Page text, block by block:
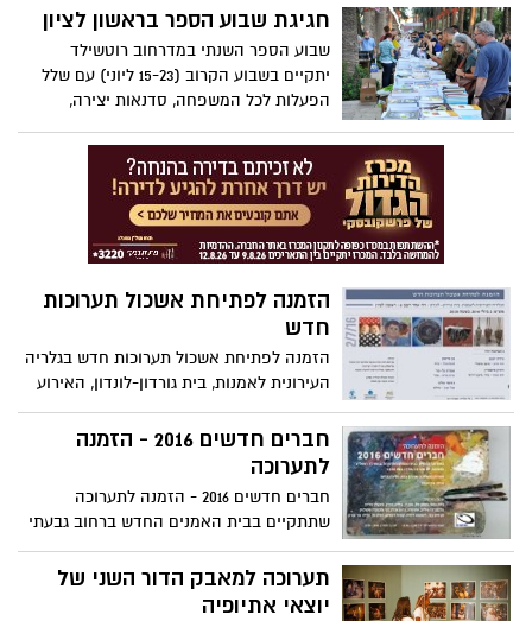
דודו טסה ומוש בן ארי.
חגיגת שבוע הספר בראשון לציון
שבוע הספר השנתי במדרחוב רוטשילד
יתקיים בשבוע הקרוב (15-23 ליוני) עם שלל
הפעלות לכל המשפחה, סדנאות יצירה,
הצגות, מופעים מוסיקליים וכמובן מפגשי
סופרים* וגם- מופע מרכזי "היינו כחולמים" –
אמנים שרים את התנ"ך * כניסה חופשית
הזמנה לפתיחת אשכול תערוכות
חדש
הזמנה לפתיחת אשכול תערוכות חדש בגלריה
העירונית לאמנות, בית גורדון-לונדון, האירוע
יתקיים בתאריך ה-2/7/16 בשעה 20:30.
חברים חדשים 2016 - הזמנה
לתערוכה
חברים חדשים 2016 - הזמנה לתערוכה
שתתקיים בבית האמנים החדש ברחוב גבעתי
17, הפתיחה ביום שישי ה-17.6.2016 בשעה
12:00.
תערוכה למאבק הדור השני של
יוצאי אתיופיה